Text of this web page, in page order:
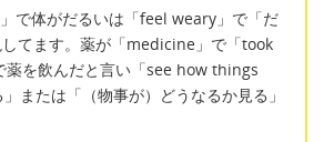
で体がだるいは「feel weary」で「だ
てます。薬が「medicine」で「took
を飲んだと言い「see how things
または「（物事が）どうなるか見る」